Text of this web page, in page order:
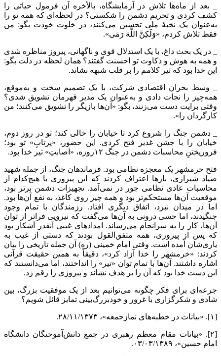
_ بعد از ماه‌ها تلاش در آزمایشگاه، بالأخره آن فرمول حیاتی را
کشف کردی و تحریم دشمن را شکستی؟ در لحظه‌ای که همه تو را
به‌عنوان یک نخبۀ ملی تحسین می‌کنند، در خلوت خودت بگو: من
فقط تلاش کردم، «وَلَکِنَّ اللَّهَ رَمَی».
_ در یک بحث داغ، با یک استدلال قوی و ناگهانی، پیروز مناظره شدی
و همه به هوش و ذکاوت تو احسنت گفتند؟ همان لحظه در دلت بگو:
این خدا بود که تیر کلامم را بر قلب شبهه نشاند.
_ وسط بحران اقتصادی شرکت، با یک تصمیم سخت و به‌موقع،
همه‌چیز را نجات دادی و به‌عنوان یک مدیر قهرمان تشویق شدی؟
وقتی برایت دست می‌زنند، بگو: «آن‌ها بازیگر را تشویق می‌کنند؛ من
کارگردان را».
_ دشمن جنگ را شروع کرد تا خیابان را خالی کند؛ تو در روز دوم،
خیابان را با جشن غدیر فتح کردی. این حضور، «پرتابِ» تو بود؛
فروریختنِ محاسبات دشمن در جنگ ۱۲روزه، «اصابتِ» تیر خدا بود.
فتح خرمشهر یک معجزه نظامی بود. فرماندهان جنگ، از جمله شهید
صیاد شیرازی، بارها اعتراف کردند که این پیروزی با هیچ‌کدام از
محاسبات عادی نظامی جور در نمی‌آمد. تجهیزات دشمن برتر بود،
موقعیت آن‌ها مستحکم‌تر بود و همه چیز روی کاغذ، به نفع آن‌ها بود.
اما در میدان نبرد، اتفاق دیگری افتاد. رزمندگان با تمام وجود
جنگیدند، اما حسی درونی به آن‌ها می‌گفت که نیرویی فراتر از توان
آن‌ها، کار را به سرانجام می‌رساند. امدادهای غیبی آنقدر آشکار بود
که پس از پیروزی، همه متفق‌القول بودند که دستی از غیب به
یاری‌شان آمده است. وقتی امام خمینی (ره) آن جمله تاریخی را بیان
کردند: «خرمشهر را خدا آزاد کرد»، دقیقاً به همین حقیقت قرآنی
اشاره داشتند. آن‌ها با تمام توان «تیر» را انداختند، اما می‌دانستند که
این دست خدا بود که آن را بر هدف نشاند و پیروزی را رقم زد.
جرعه‌ای برای فکر چگونه می‌توانیم بعد از یک موفقیت بزرگ، بین
شادی و شکرگزاری با غرور و خودبزرگ‌بینی تمایز قائل شویم؟
[۱]. «بیانات در خطبه‌های نمازجمعه»، ۲۸/۱۱/۱۳۷۳.
[۲]. «بیانات مقام معظم رهبری در جمع دانش‌آموختگان دانشگاه
امام حسین»، ۰۳/۰۳/۱۳۸۹.